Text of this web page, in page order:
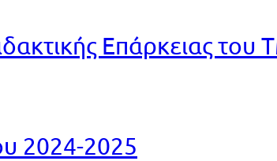
Επάρκειας
2024-2025